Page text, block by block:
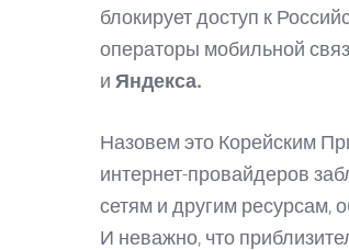
блокирует доступ к
операторы мобильной
и Яндекса.
Назовем это Корейским
интернет-провайдеров
сетям и другим ресурсам,
И неважно, что